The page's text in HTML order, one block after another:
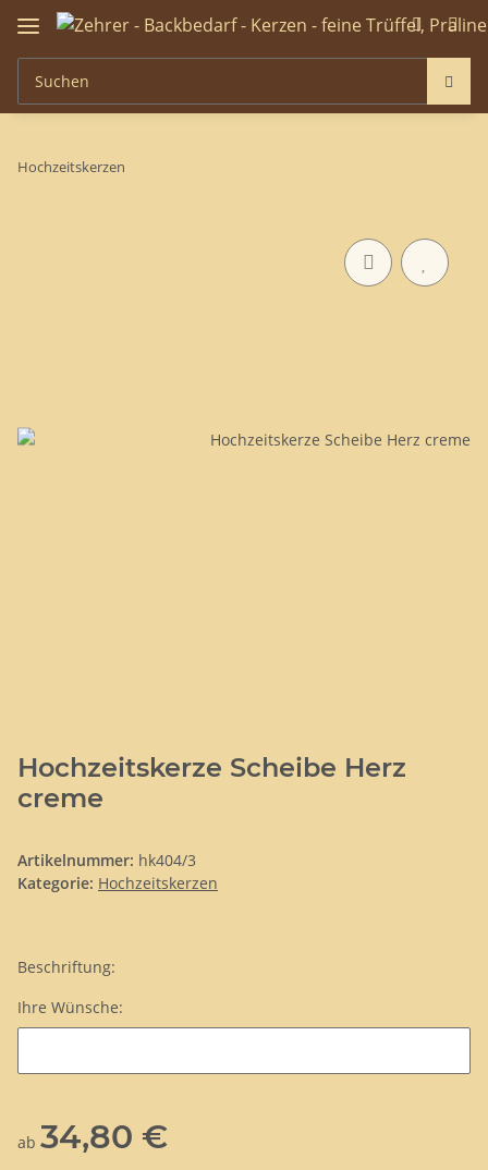
Hochzeitskerzen
Hochzeitskerze Scheibe Herz
creme
Artikelnummer: hk404/3
Kategorie: Hochzeitskerzen
Beschriftung:
Ihre Wünsche:
ab 34,80 €